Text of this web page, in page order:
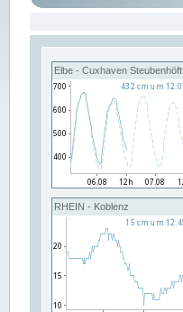
Elbe - Cuxhaven Steubenhöft
RHEIN - Koblenz